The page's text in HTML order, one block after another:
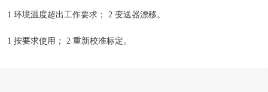
1 环境温度超出工作要求； 2 变送器漂移。
1 按要求使用； 2 重新校准标定。